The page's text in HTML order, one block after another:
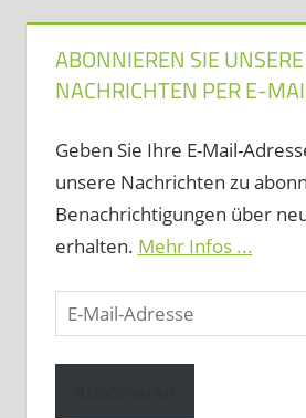
ABONNIEREN SIE UNSERE
NACHRICHTEN PER E-
Geben Sie Ihre E-Mail-
unsere Nachrichten zu
Benachrichtigungen über
erhalten. Mehr Infos ...
E-
Mail-
Adresse